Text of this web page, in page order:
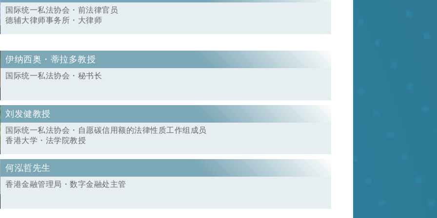
国际统一私法协会・前法律官员
德辅大律师事务所・大律师
伊纳西奥・蒂拉多教授
国际统一私法协会・秘书长
刘发健教授
国际统一私法协会・自愿碳信用额的法律性质工作组成员
香港大学・法学院教授
何泓哲先生
香港金融管理局・数字金融处主管